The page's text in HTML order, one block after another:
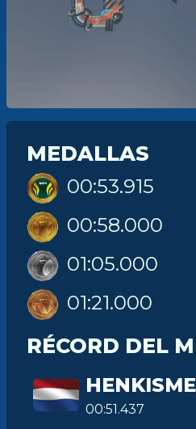
MEDALLAS
00:53.915
00:58.000
01:05.000
01:21.000
RÉCORD DEL
HENKISME
00:51.437